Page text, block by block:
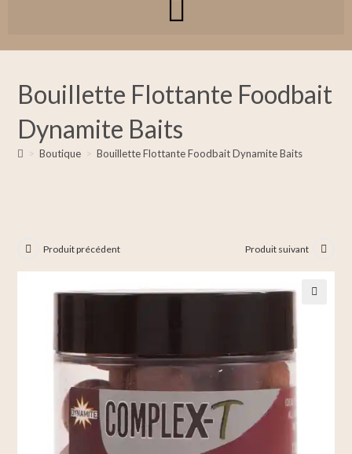
Bouillette Flottante Foodbait
Dynamite Baits
> Boutique > Bouillette Flottante Foodbait Dynamite Baits
Produit précédent Produit suivant